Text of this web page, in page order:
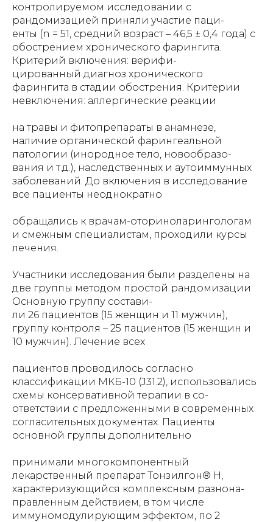
контролируемом исследовании с
рандомизацией приняли участие паци-
енты (n = 51, средний возраст – 46,5 ± 0,4 года) с
обострением хронического фарингита.
Критерий включения: верифи-
цированный диагноз хронического
фарингита в стадии обострения. Критерии
невключения: аллергические реакции
на травы и фитопрепараты в анамнезе,
наличие органической фарингеальной
патологии (инородное тело, новообразо-
вания и т.д.), наследственных и аутоиммунных
заболеваний. До включения в исследование
все пациенты неоднократно
обращались к врачам-оториноларингологам
и смежным специалистам, проходили курсы
лечения.
Участники исследования были разделены на
две группы методом простой рандомизации.
Основную группу состави-
ли 26 пациентов (15 женщин и 11 мужчин),
группу контроля – 25 пациентов (15 женщин и
10 мужчин). Лечение всех
пациентов проводилось согласно
классификации МКБ-10 (J31.2), использовались
схемы консервативной терапии в со-
ответствии с предложенными в современных
согласительных документах. Пациенты
основной группы дополнительно
принимали многокомпонентный
лекарственный препарат Тонзилгон® Н,
характеризующийся комплексным разнона-
правленным действием, в том числе
иммуномодулирующим эффектом, по 2